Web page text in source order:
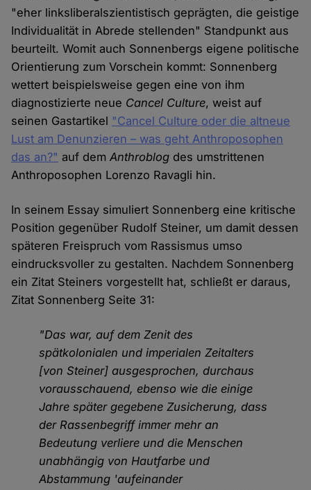
"eher linksliberal­szien­tistisch geprägten, die geistige
Individualität in Abrede stel­lenden" Standpunkt aus
beurteilt. Womit auch Sonnenbergs eigene politische
Orientierung zum Vorschein kommt: Sonnenberg
wettert beispielsweise gegen eine von ihm
diagnostizierte neue Cancel Culture, weist auf
seinen Gastartikel "Cancel Culture oder die altneue
Lust am Denunzieren – was geht Anthroposophen
das an?" auf demAnthroblog des umstrittenen
Anthroposophen Lorenzo Ravagli hin.
In seinem Essay simuliert Sonnenberg eine kritische
Position gegenüber Rudolf Steiner, um damit dessen
späteren Freispruch vom Rassismus umso
eindrucksvoller zu gestalten. Nachdem Sonnenberg
ein Zitat Steiners vorgestellt hat, schließt er daraus,
Zitat Sonnenberg Seite 31:
"Das war, auf dem Zenit des
spätkolonialen und imperialen Zeit­alters
[von Steiner] ausgesprochen, durchaus
vorausschauend, ebenso wie die einige
Jahre später gegebene Zusicherung, dass
der Rassen­begriff immer mehr an
Bedeutung verliere und die Menschen
unabhängig von Hautfarbe und
Abstammung 'aufeinander